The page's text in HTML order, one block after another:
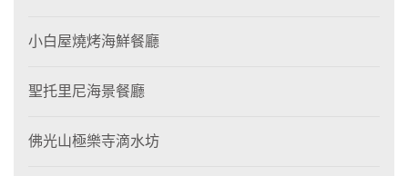
小白屋燒烤海鮮餐廳
聖托里尼海景餐廳
佛光山極樂寺滴水坊